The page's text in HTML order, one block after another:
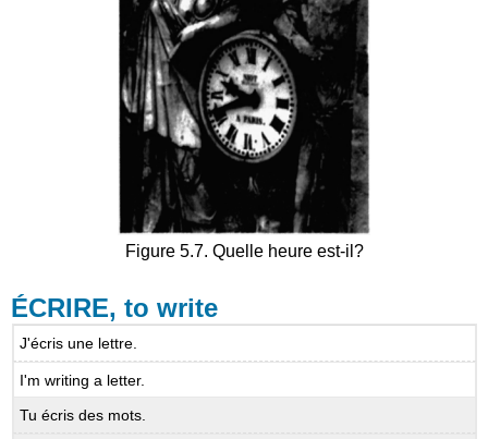
Figure 5.7. Quelle heure est-il?
ÉCRIRE, to write
J'écris une lettre.
I'm writing a letter.
Tu écris des mots.